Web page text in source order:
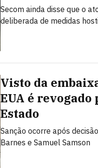
Secom ainda disse que o
deliberada de medidas
Visto da
EUA é
Estado
Sanção ocorre após
Barnes e Samuel Samson